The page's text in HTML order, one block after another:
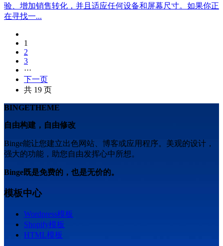
验、增加销售转化，并且适应任何设备和屏幕尺寸。如果你正
在寻找一...
1
2
3
···
下一页
共 19 页
BINGETHEME
自由构建，自由修改
Binge能让您建立出色网站、博客或应用程序。美观的设计，
强大的功能，助您自由发挥心中所想。
Binge既是免费的，也是无价的。
模板中心
Wordpress模板
Shopify模板
HTML模板